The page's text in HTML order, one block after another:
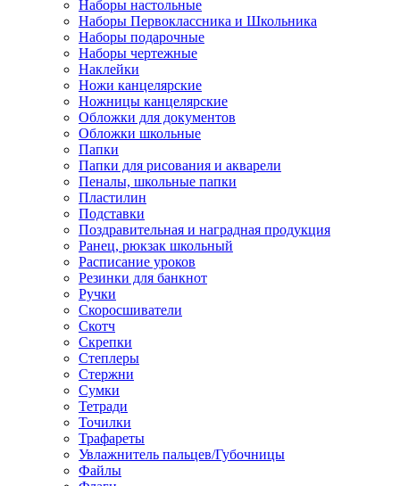
Наборы настольные
Наборы Первоклассника и Школьника
Наборы подарочные
Наборы чертежные
Наклейки
Ножи канцелярские
Ножницы канцелярские
Обложки для документов
Обложки школьные
Папки
Папки для рисования и акварели
Пеналы, школьные папки
Пластилин
Подставки
Поздравительная и наградная продукция
Ранец, рюкзак школьный
Расписание уроков
Резинки для банкнот
Ручки
Скоросшиватели
Скотч
Скрепки
Степлеры
Стержни
Сумки
Тетради
Точилки
Трафареты
Увлажнитель пальцев/Губочницы
Файлы